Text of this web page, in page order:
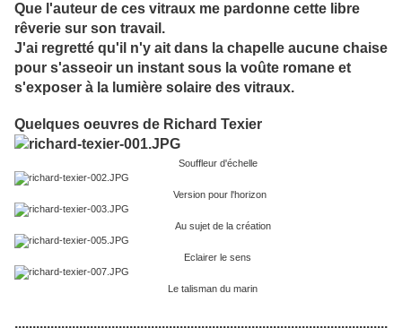
Que l'auteur de ces vitraux me pardonne cette libre
rêverie sur son travail.
J'ai regretté qu'il n'y ait dans la chapelle aucune chaise
pour s'asseoir un instant sous la voûte romane et
s'exposer à la lumière solaire des vitraux.
Quelques oeuvres de Richard Texier
Souffleur d'échelle
Version pour l'horizon
Au sujet de la création
Eclairer le sens
Le talisman du marin
........................................................................................................